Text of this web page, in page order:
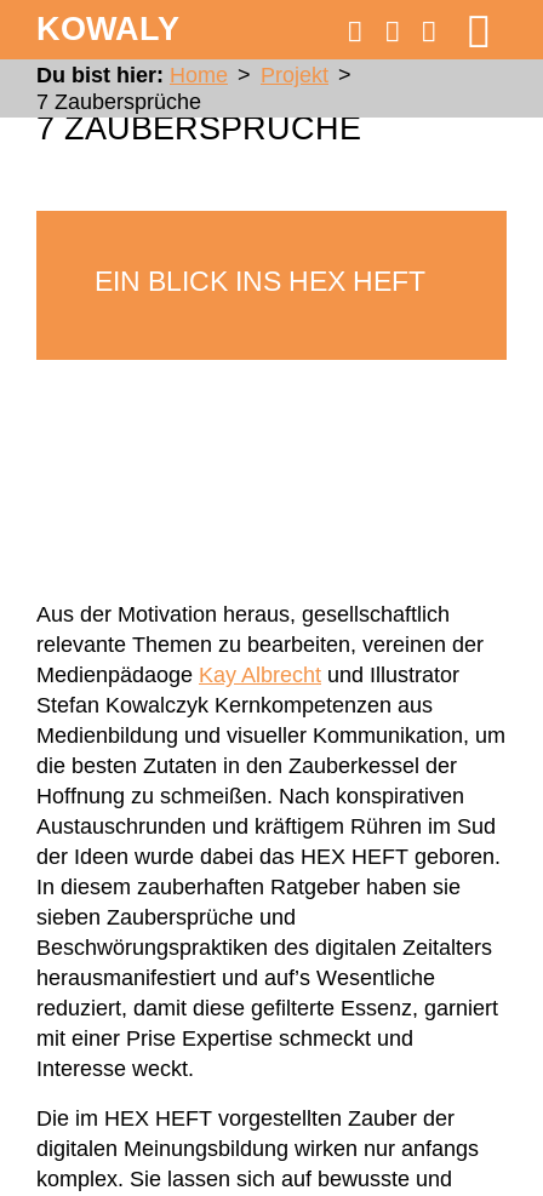
KOWALY
Du bist hier: Home > Projekt >
7 Zaubersprüche
7 ZAUBERSPRÜCHE
EIN BLICK INS HEX HEFT
Aus der Motivation heraus, gesellschaftlich
relevante Themen zu bearbeiten, vereinen der
Medienpädaoge Kay Albrecht und Illustrator
Stefan Kowalczyk Kernkompetenzen aus
Medienbildung und visueller Kommunikation, um
die besten Zutaten in den Zauberkessel der
Hoffnung zu schmeißen. Nach konspirativen
Austauschrunden und kräftigem Rühren im Sud
der Ideen wurde dabei das HEX HEFT geboren.
In diesem zauberhaften Ratgeber haben sie
sieben Zaubersprüche und
Beschwörungspraktiken des digitalen Zeitalters
herausmanifestiert und auf’s Wesentliche
reduziert, damit diese gefilterte Essenz, garniert
mit einer Prise Expertise schmeckt und
Interesse weckt.
Die im HEX HEFT vorgestellten Zauber der
digitalen Meinungsbildung wirken nur anfangs
komplex. Sie lassen sich auf bewusste und